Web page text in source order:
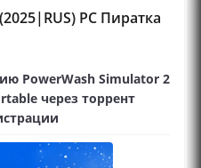
PC Пиратка
PowerWash Simulator 2
через торрент